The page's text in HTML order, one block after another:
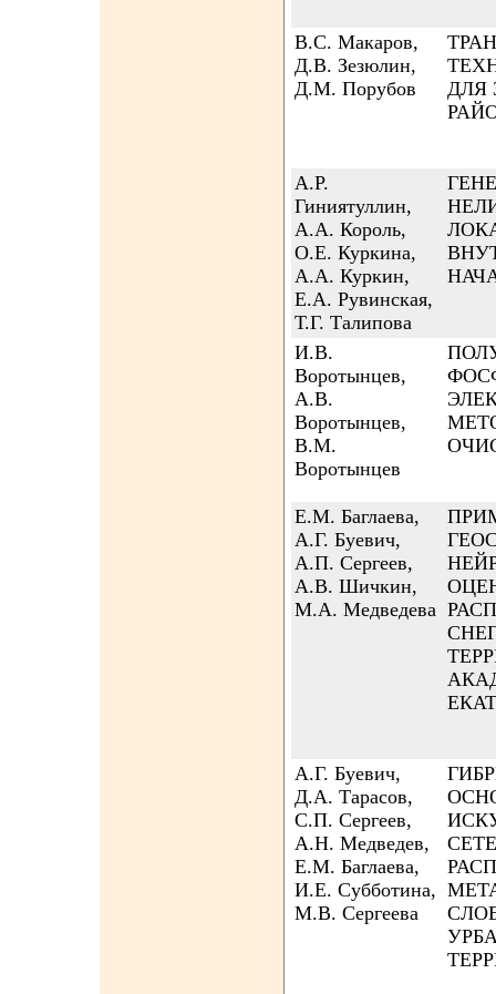
В.С. Макаров,
Д.В. Зезюлин,
Д.М. Порубов
ДЛЯ
А.Р.
Гиниятуллин,
А.А. Король,
О.Е. Куркина,
А.А. Куркин,
Е.А. Рувинская,
Т.Г. Талипова
И.В.
Воротынцев,
А.В.
Воротынцев,
В.М.
Воротынцев
Е.М. Баглаева,
А.Г. Буевич,
А.П. Сергеев,
А.В. Шичкин,
М.А. Медведева
А.Г. Буевич,
Д.А. Тарасов,
С.П. Сергеев,
А.Н. Медведев,
Е.М. Баглаева,
И.Е. Субботина,
М.В. Сергеева